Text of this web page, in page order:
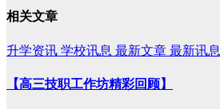
相关文章
升学资讯 学校讯息 最新文章 最新讯息
【高三技职工作坊精彩回顾】